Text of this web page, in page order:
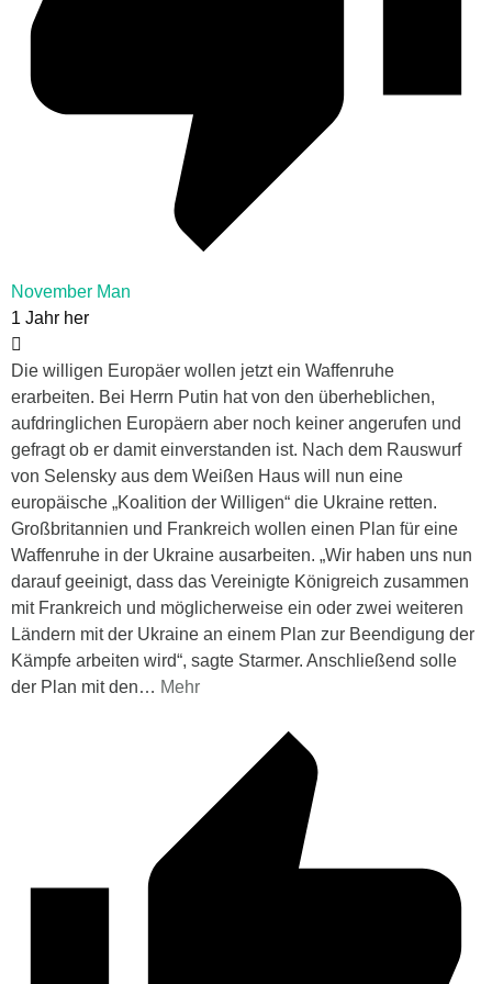
November Man
1 Jahr her
Die willigen Europäer wollen jetzt ein Waffenruhe
erarbeiten. Bei Herrn Putin hat von den überheblichen,
aufdringlichen Europäern aber noch keiner angerufen und
gefragt ob er damit einverstanden ist. Nach dem Rauswurf
von Selensky aus dem Weißen Haus will nun eine
europäische „Koalition der Willigen“ die Ukraine retten.
Großbritannien und Frankreich wollen einen Plan für eine
Waffenruhe in der Ukraine ausarbeiten. „Wir haben uns nun
darauf geeinigt, dass das Vereinigte Königreich zusammen
mit Frankreich und möglicherweise ein oder zwei weiteren
Ländern mit der Ukraine an einem Plan zur Beendigung der
Kämpfe arbeiten wird“, sagte Starmer. Anschließend solle
der Plan mit den… Mehr